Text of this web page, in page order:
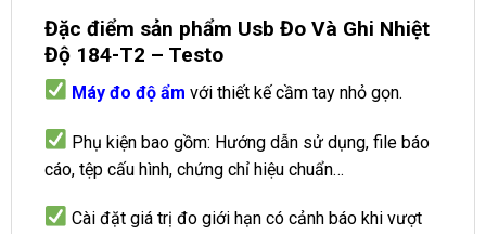
Đặc điểm sản phẩm Usb Đo Và Ghi Nhiệt
Độ 184-T2 – Testo
Máy đo độ ẩm với thiết kế cầm tay nhỏ gọn.
Phụ kiện bao gồm: Hướng dẫn sử dụng, file báo
cáo, tệp cấu hình, chứng chỉ hiệu chuẩn…
Cài đặt giá trị đo giới hạn có cảnh báo khi vượt